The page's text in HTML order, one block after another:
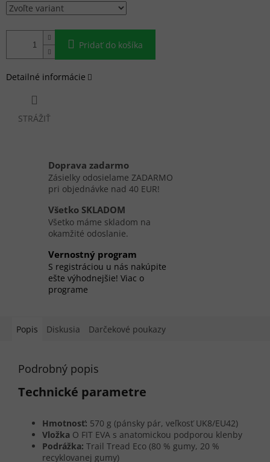
Pridať do košíka
Detailné informácie
STRÁŽIŤ
Doprava zadarmo
Zásielky odosielame ZADARMO
pri objednávke nad 40 EUR!
Všetko SKLADOM
Všetko máme skladom na
okamžité odoslanie.
Vernostný program
S registráciou u nás nakúpite
ešte výhodnejšie! Viac o
programe
Popis Diskusia Darčekové poukazy
Podrobný popis
Technické parametre
Hmotnosť: 570 g (pánsky pár, veľkosť UK8/EU42)
Vložka O FIT EVA s anatomickou podporou klenby
Podrážka: Trail Tread Eco (80 % gumy, 20 %
recyklovanej gumy)